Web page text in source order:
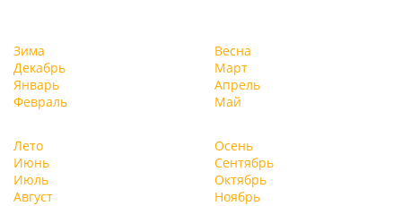
Зима
Декабрь
Январь
Февраль
Весна
Март
Апрель
Май
Лето
Июнь
Июль
Август
Осень
Сентябрь
Октябрь
Ноябрь